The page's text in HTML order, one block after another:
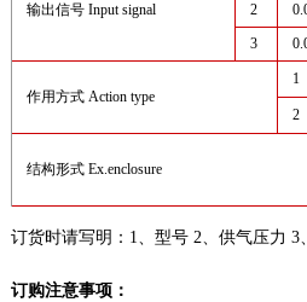
输出信号 Input signal
2
3
作用方式 Action type
1
2
结构形式 Ex.enclosure
订货时请写明：1、型号 2、供气压力 3
订购注意事项：